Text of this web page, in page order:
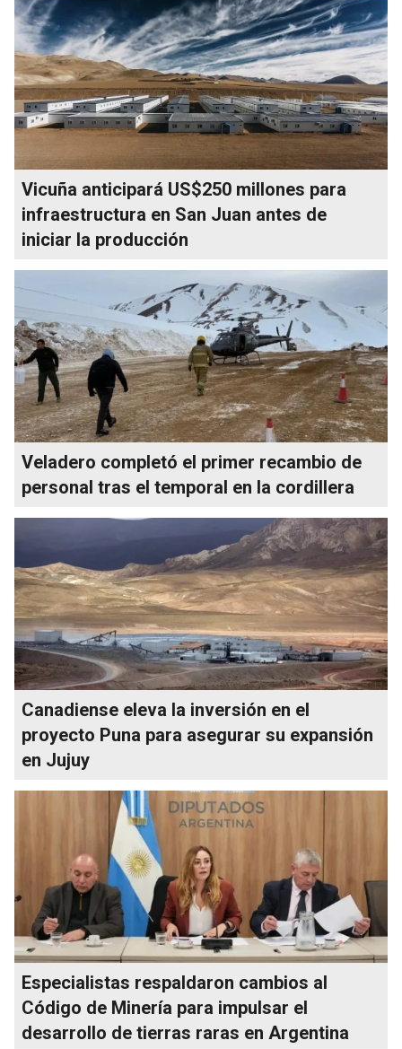
Vicuña anticipará US$250 millones para
infraestructura en San Juan antes de
iniciar la producción
Veladero completó el primer recambio de
personal tras el temporal en la cordillera
Canadiense eleva la inversión en el
proyecto Puna para asegurar su expansión
en Jujuy
Especialistas respaldaron cambios al
Código de Minería para impulsar el
desarrollo de tierras raras en Argentina